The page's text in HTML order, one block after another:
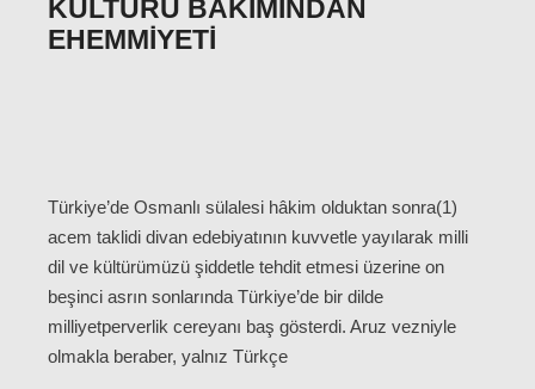
KÜLTÜRÜ BAKIMINDAN
EHEMMIYETI
Türkiye’de Osmanlı sülalesi hâkim olduktan sonra(1)
acem taklidi divan edebiyatının kuvvetle yayılarak milli
dil ve kültürümüzü şiddetle tehdit etmesi üzerine on
beşinci asrın sonlarında Türkiye’de bir dilde
milliyetperverlik cereyanı baş gösterdi. Aruz vezniyle
olmakla beraber, yalnız Türkçe